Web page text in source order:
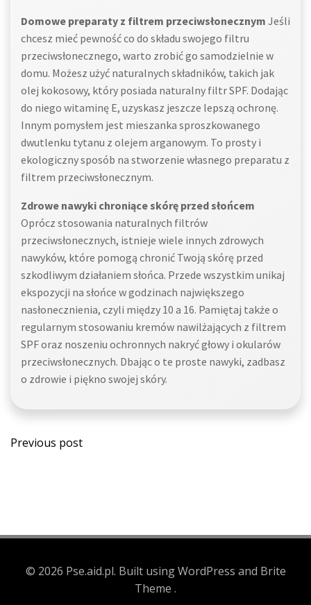
Domowe preparaty z filtrem przeciwsłonecznym Jeśli
chcesz mieć pewność co do składu swojego filtru
przeciwsłonecznego, warto zrobić go samodzielnie w
domu. Możesz użyć naturalnych składników, takich jak
olej kokosowy, który posiada naturalny filtr SPF. Dodając
do niego witaminę E, uzyskasz jeszcze lepszą ochronę.
Innym pomysłem jest mieszanka sproszkowanego
dwutlenku tytanu z olejem arganowym. To prosty i
ekologiczny sposób na stworzenie własnego preparatu z
filtrem przeciwsłonecznym.
Zdrowe nawyki chroniące skórę przed słońcem
Oprócz stosowania naturalnych filtrów
przeciwsłonecznych, istnieje wiele innych zdrowych
nawyków, które pomogą chronić Twoją skórę przed
szkodliwym działaniem słońca. Przede wszystkim unikaj
ekspozycji na słońce w godzinach największego
nasłonecznienia, czyli między 10 a 16. Pamiętaj także o
regularnym stosowaniu kremów nawilżających z filtrem
SPF oraz noszeniu ochronnych nakryć głowy i okularów
przeciwsłonecznych. Dbając o te proste nawyki, zadbasz
o zdrowie i piękno swojej skóry.
Post
Previous post
© 2026 Pse.aid.pl. Built using WordPress and Brite
Theme .